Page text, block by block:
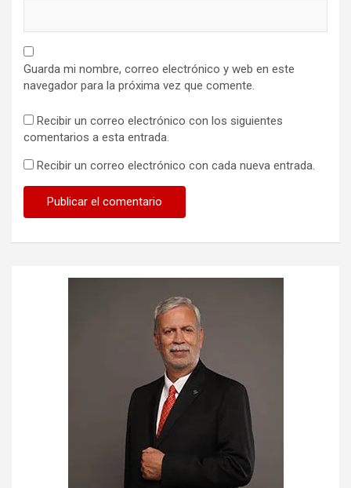
Guarda mi nombre, correo electrónico y web en este
navegador para la próxima vez que comente.
Recibir un correo electrónico con los siguientes
comentarios a esta entrada.
Recibir un correo electrónico con cada nueva entrada.